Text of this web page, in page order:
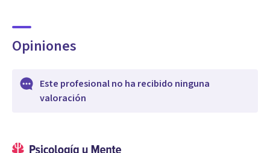
Opiniones
Este profesional no ha recibido ninguna
valoración